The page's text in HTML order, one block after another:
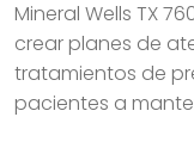
Mineral Wells TX
crear planes de
tratamientos de
pacientes a